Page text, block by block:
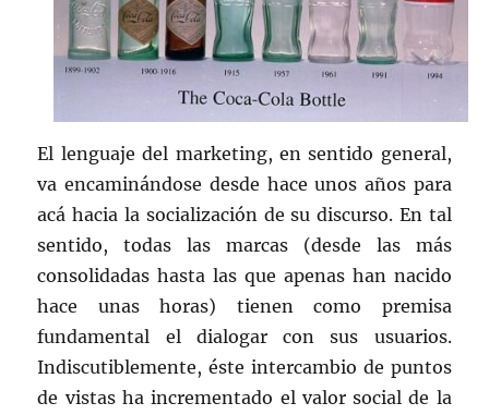
El lenguaje del marketing, en sentido general,
va encaminándose desde hace unos años para
acá hacia la socialización de su discurso. En tal
sentido, todas las marcas (desde las más
consolidadas hasta las que apenas han nacido
hace unas horas) tienen como premisa
fundamental el dialogar con sus usuarios.
Indiscutiblemente, éste intercambio de puntos
de vistas ha incrementado el valor social de la